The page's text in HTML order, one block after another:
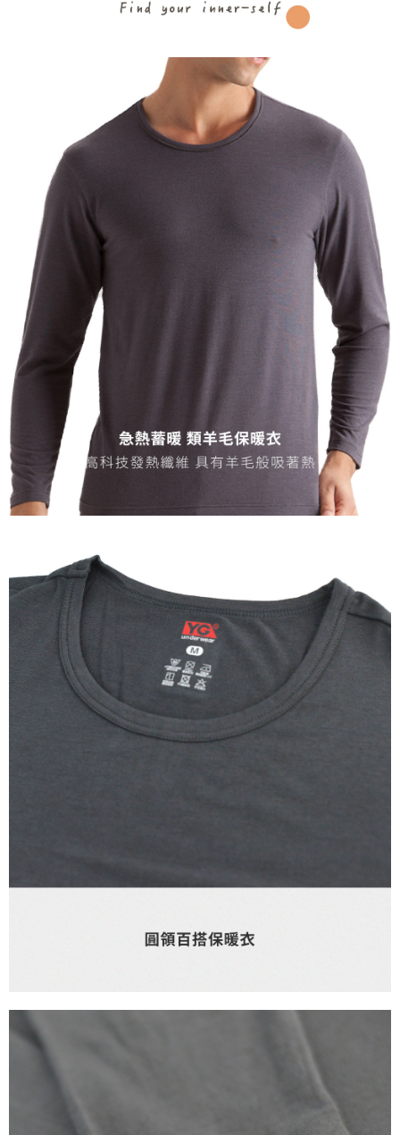
權轉讓予恩沛科技股份有限公司。
３．未成年的使用者請事先徵得法定代理人或監護人之同意方可使用
「AFTEE先享後付」，若未經同意申辦者引起之損失，本公司不負相關責
４．使用「AFTEE先享後付」時，將依據個別帳號之用戶狀況，依本公司即
時審查核予不同之上限額度；若仍有額度不足之情形，本公司將視審查結果
請求用戶進行身份認證。
５．嚴禁一人註冊多個帳號或使用他人資訊註冊。若發現惡意使用之情形，
恩沛科技股份有限公司將有權停止該用戶之使用額度並採取法律行動。